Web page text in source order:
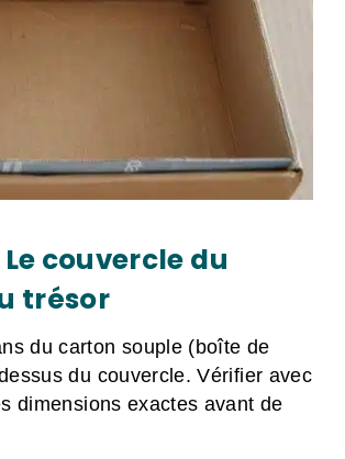
Le couvercle du
trésor
du carton souple (boîte de
du couvercle. Vérifier avec
dimensions exactes avant de